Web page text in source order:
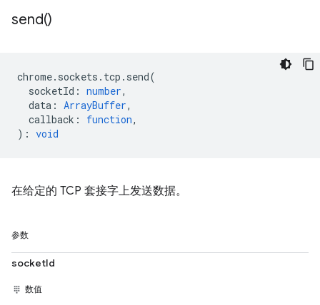
send()
chrome. sockets . tcp . send(
socketId : number,
data : ArrayBuffer,
callback : function,
) : void
在给定的 TCP 套接字上发送数据。
参数
socketId
数值